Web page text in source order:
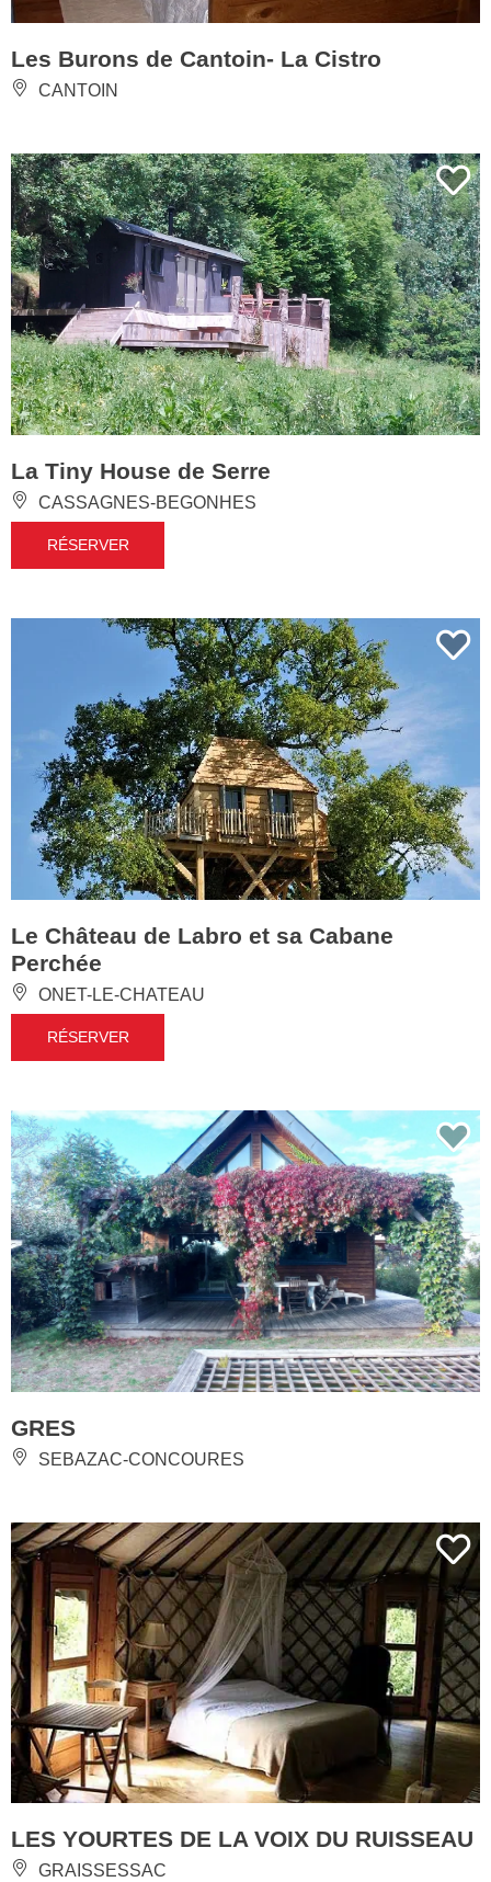
Les Burons de Cantoin- La Cistro
CANTOIN
La Tiny House de Serre
CASSAGNES-BEGONHES
RÉSERVER
Le Château de Labro et sa Cabane
Perchée
ONET-LE-CHATEAU
RÉSERVER
GRES
SEBAZAC-CONCOURES
LES YOURTES DE LA VOIX DU RUISSEAU
GRAISSESSAC